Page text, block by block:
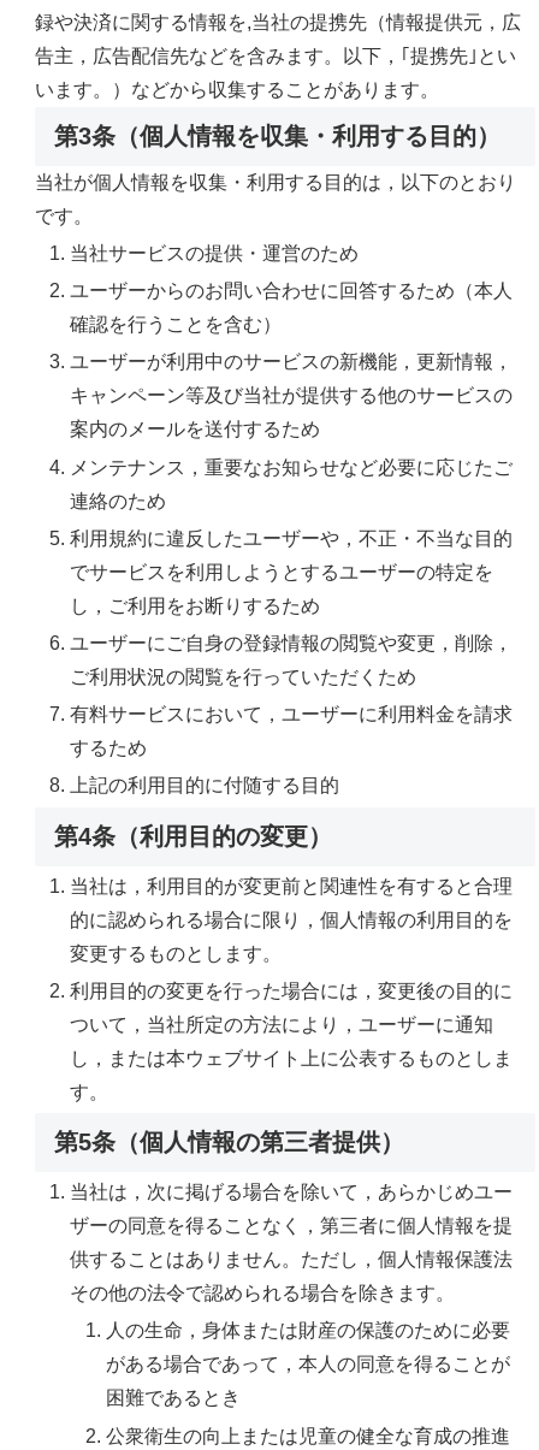
録や決済に関する情報を,当社の提携先（情報提供元，広
告主，広告配信先などを含みます。以下，｢提携先｣とい
います。）などから収集することがあります。
第3条（個人情報を収集・利用する目的）
当社が個人情報を収集・利用する目的は，以下のとおり
です。
当社サービスの提供・運営のため
ユーザーからのお問い合わせに回答するため（本人
確認を行うことを含む）
ユーザーが利用中のサービスの新機能，更新情報，
キャンペーン等及び当社が提供する他のサービスの
案内のメールを送付するため
メンテナンス，重要なお知らせなど必要に応じたご
連絡のため
利用規約に違反したユーザーや，不正・不当な目的
でサービスを利用しようとするユーザーの特定を
し，ご利用をお断りするため
ユーザーにご自身の登録情報の閲覧や変更，削除，
ご利用状況の閲覧を行っていただくため
有料サービスにおいて，ユーザーに利用料金を請求
するため
上記の利用目的に付随する目的
第4条（利用目的の変更）
当社は，利用目的が変更前と関連性を有すると合理
的に認められる場合に限り，個人情報の利用目的を
変更するものとします。
利用目的の変更を行った場合には，変更後の目的に
ついて，当社所定の方法により，ユーザーに通知
し，または本ウェブサイト上に公表するものとしま
す。
第5条（個人情報の第三者提供）
当社は，次に掲げる場合を除いて，あらかじめユー
ザーの同意を得ることなく，第三者に個人情報を提
供することはありません。ただし，個人情報保護法
その他の法令で認められる場合を除きます。
人の生命，身体または財産の保護のために必要
がある場合であって，本人の同意を得ることが
困難であるとき
公衆衛生の向上または児童の健全な育成の推進